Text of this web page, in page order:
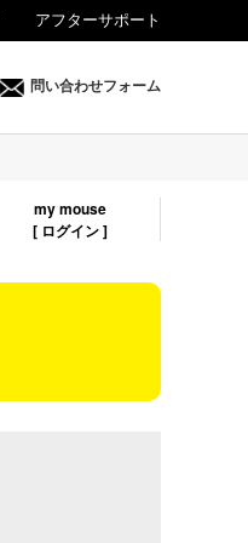
アフターサポート
法人様向け
問い合わせフォーム
my mouse
[ ログイン ]